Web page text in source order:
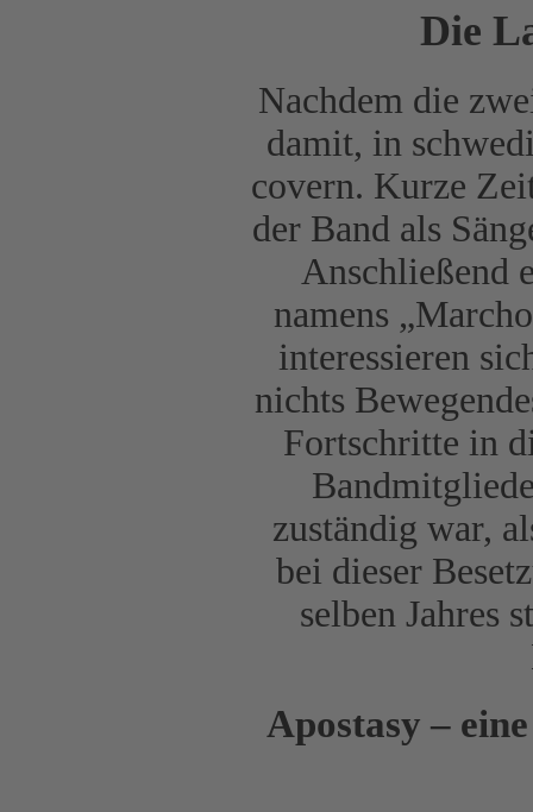
Die
Nachdem die
damit, in
covern. Kurze
der Band als
Anschließend
namens
interessieren
nichts
Fortschritte in
zuständig war,
bei dieser
selben Jahres
Apostasy –